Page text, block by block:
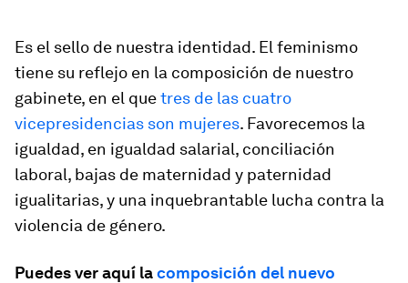
Es el sello de nuestra identidad. El feminismo
tiene su reflejo en la composición de nuestro
gabinete, en el quetres de las cuatro
vicepresidencias son mujeres. Favorecemos la
igualdad, en igualdad salarial, conciliación
laboral, bajas de maternidad y paternidad
igualitarias, y una inquebrantable lucha contra la
violencia de género.
Puedes ver aquí lacomposición del nuevo